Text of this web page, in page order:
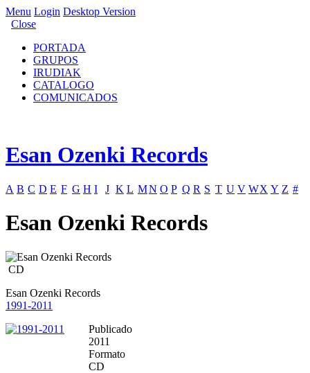
Menu Login Desktop Version
Close
PORTADA
GRUPOS
IRUDIAK
CATALOGO
COMUNICADOS
Esan Ozenki Records
A B C D E F G H I J K L MN O P Q R S T U V WX Y Z #
Esan Ozenki Records
CD
Esan Ozenki Records
1991-2011
Publicado
2011
Formato
CD